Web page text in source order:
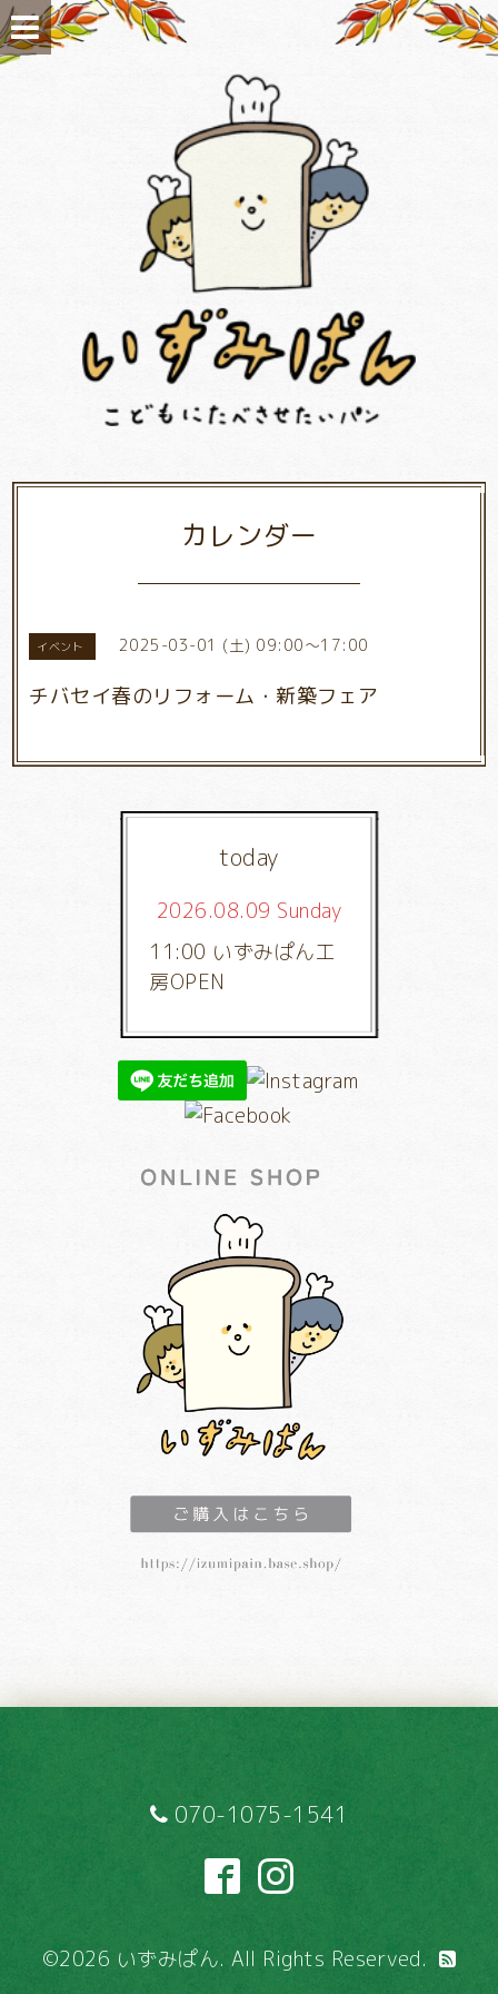
カレンダー
イベント 2025-03-01 (土) 09:00～17:00
チバセイ春のリフォーム・新築フェア
today
2026.08.09 Sunday
11:00 いずみぱん工
房OPEN
070-1075-1541
©2026 いずみぱん. All Rights Reserved.